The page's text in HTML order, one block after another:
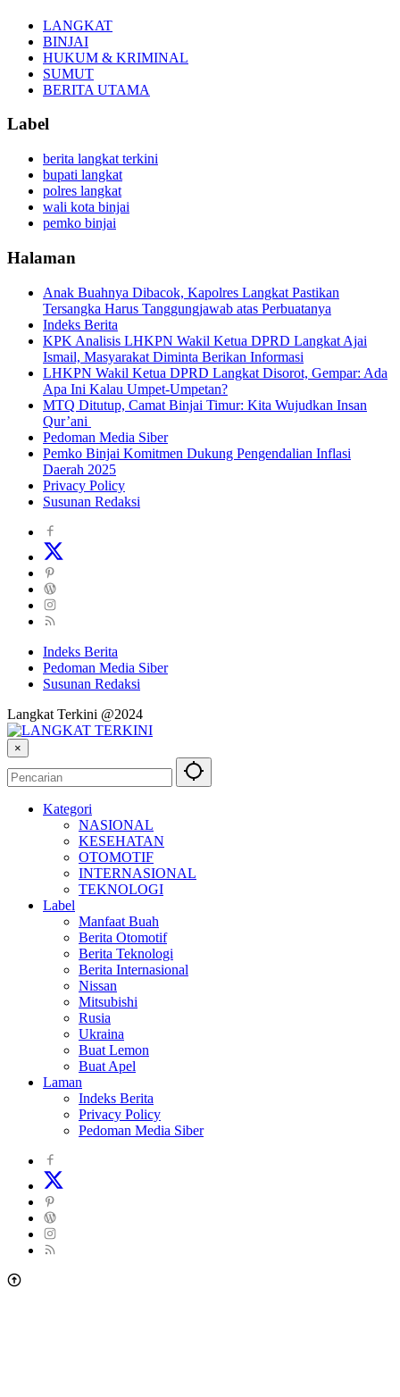
LANGKAT
BINJAI
HUKUM & KRIMINAL
SUMUT
BERITA UTAMA
Label
berita langkat terkini
bupati langkat
polres langkat
wali kota binjai
pemko binjai
Halaman
Anak Buahnya Dibacok, Kapolres Langkat Pastikan
Tersangka Harus Tanggungjawab atas Perbuatanya
Indeks Berita
KPK Analisis LHKPN Wakil Ketua DPRD Langkat Ajai
Ismail, Masyarakat Diminta Berikan Informasi
LHKPN Wakil Ketua DPRD Langkat Disorot, Gempar: Ada
Apa Ini Kalau Umpet-Umpetan?
MTQ Ditutup, Camat Binjai Timur: Kita Wujudkan Insan
Qur’ani
Pedoman Media Siber
Pemko Binjai Komitmen Dukung Pengendalian Inflasi
Daerah 2025
Privacy Policy
Susunan Redaksi
Indeks Berita
Pedoman Media Siber
Susunan Redaksi
Langkat Terkini @2024
×
Kategori
NASIONAL
KESEHATAN
OTOMOTIF
INTERNASIONAL
TEKNOLOGI
Label
Manfaat Buah
Berita Otomotif
Berita Teknologi
Berita Internasional
Nissan
Mitsubishi
Rusia
Ukraina
Buat Lemon
Buat Apel
Laman
Indeks Berita
Privacy Policy
Pedoman Media Siber